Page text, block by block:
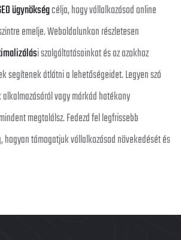
ügynökségcélja, hogy vállalkozásod online
emelje. Weboldalunkon részletesen
i szolgáltatásainkat és az azokhoz
segítenek átlátni a lehetőségeidet. Legyen szó
vagy márkád hatékony
megtalálsz. Fedezd fel legfrissebb
támogatjuk vállalkozásod növekedését és